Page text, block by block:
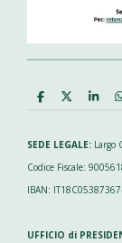
C
i
i
d
i
C
i
i
d
i
C
i
d
i
i
i
i
SEDE LEGALE: Largo
Codice Fiscale:
IBAN:
UFFICIO di